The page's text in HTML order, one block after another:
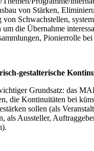
von Stärken,
von Schwachstellen,
um die Übernahme
Pionierrolle
gestalterische
Grundsatz: das
die Kontinuitäten bei
sollen (als
als Aussteller,